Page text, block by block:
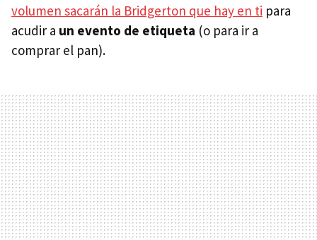
volumen sacarán la Bridgerton que hay en ti para
acudir a un evento de etiqueta (o para ir a
comprar el pan).